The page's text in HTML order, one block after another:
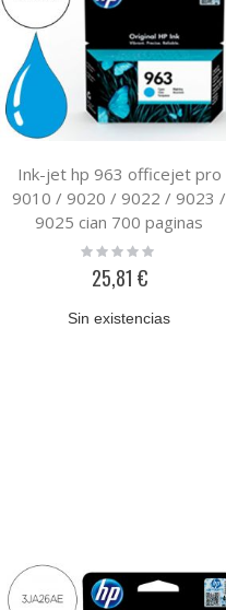
Ink-jet hp 963 officejet pro
9010 / 9020 / 9022 / 9023 /
9025 cian 700 paginas
Rating:
25,81 €
Sin existencias